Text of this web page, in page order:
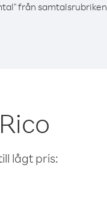
från samtalsrubriken
lågt pris: